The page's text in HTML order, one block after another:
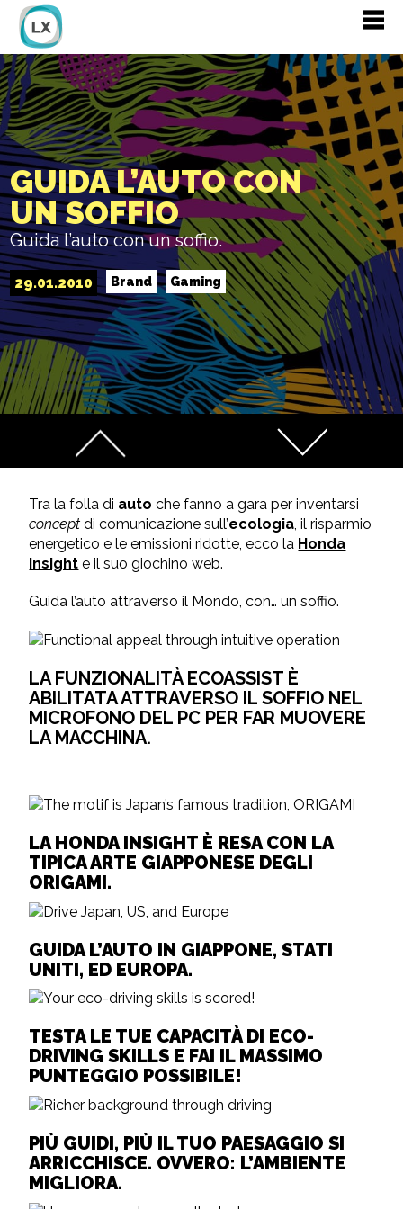
GUIDA L’AUTO CON
UN SOFFIO
Guida l’auto con un soffio.
29.01.2010 Brand Gaming
Tra la folla di autoche fanno a gara per inventarsi
conceptdi comunicazione sull’ecologia, il risparmio
energetico e le emissioni ridotte, ecco la Honda
Insight e il suo giochino web.
Guida l’auto attraverso il Mondo, con… un soffio.
LA FUNZIONALITÀ ECOASSIST È
ABILITATA ATTRAVERSO IL SOFFIO NEL
MICROFONO DEL PC PER FAR MUOVERE
LA MACCHINA.
LA HONDA INSIGHT È RESA CON LA
TIPICA ARTE GIAPPONESE DEGLI
ORIGAMI.
GUIDA L’AUTO IN GIAPPONE, STATI
UNITI, ED EUROPA.
TESTA LE TUE CAPACITÀ DI ECO-
DRIVING SKILLS E FAI IL MASSIMO
PUNTEGGIO POSSIBILE!
PIÙ GUIDI, PIÙ IL TUO PAESAGGIO SI
ARRICCHISCE. OVVERO: L’AMBIENTE
MIGLIORA.